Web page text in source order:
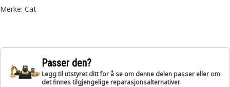
Merke: Cat
Passer den?
Legg til utstyret ditt for å se om denne delen passer eller om
det finnes tilgjengelige reparasjonsalternativer.